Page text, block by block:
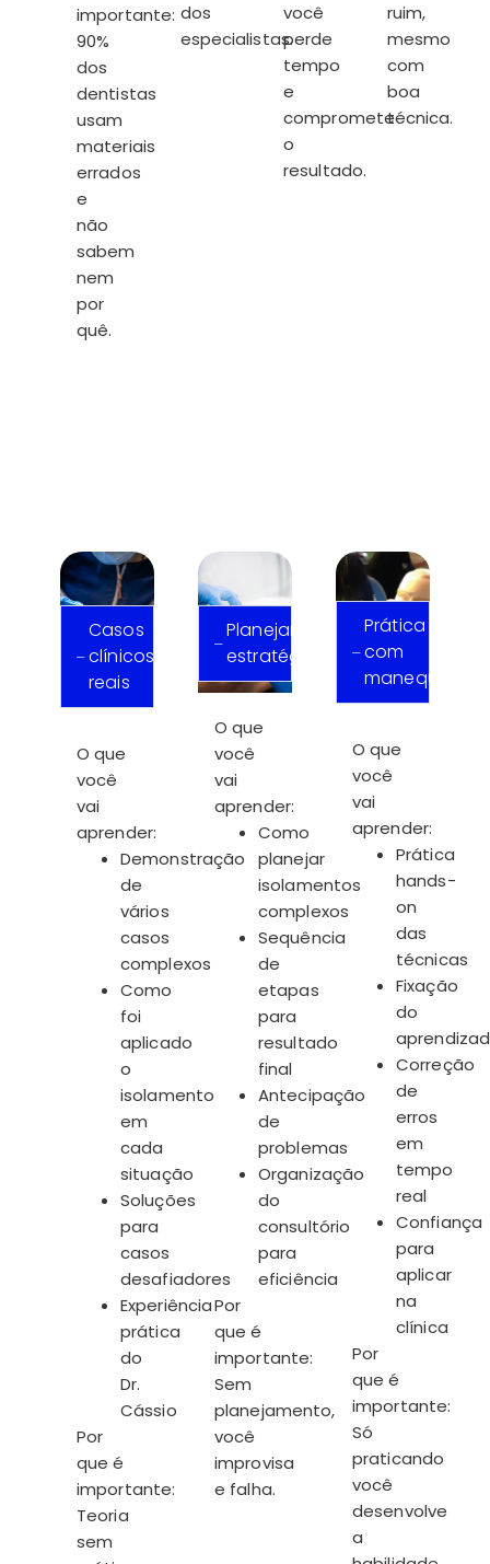
importante:
90%
dos
dentistas
usam
materiais
errados
e
não
sabem
nem
por
quê.
dos
especialistas.
você
perde
tempo
e
compromete
o
resultado.
ruim,
mesmo
com
boa
técnica.
Casos
clínicos
reais
O que
você
vai
aprender:
Demonstração
de
vários
casos
complexos
Como
foi
aplicado
o
isolamento
em
cada
situação
Soluções
para
casos
desafiadores
Experiência
prática
do
Dr.
Cássio
Por
que é
importante:
Teoria
sem
Planejamento
estratégico
O que
você
vai
aprender:
Como
planejar
isolamentos
complexos
Sequência
de
etapas
para
resultado
final
Antecipação
de
problemas
Organização
do
consultório
para
eficiência
Por
que é
importante:
Sem
planejamento,
você
improvisa
e falha.
Prática
com
manequins
O que
você
vai
aprender:
Prática
hands-
on
das
técnicas
Fixação
do
Correção
de
erros
em
tempo
real
Confiança
para
aplicar
na
clínica
Por
que é
importante:
Só
praticando
você
desenvolve
a